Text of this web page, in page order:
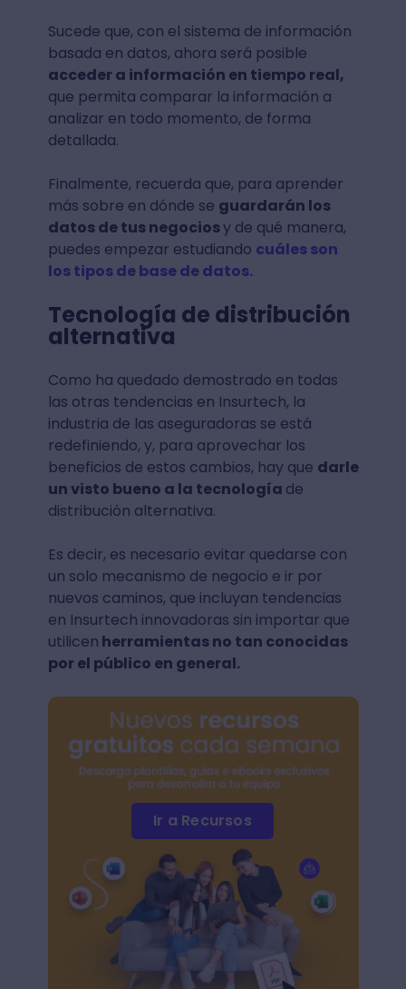
Sucede que, con el sistema de información
basada en datos, ahora será posible
acceder a información en tiempo real,
que permita comparar la información a
analizar en todo momento, de forma
detallada.
Finalmente, recuerda que, para aprender
más sobre en dónde se guardarán los
datos de tus negociosy de qué manera,
puedes empezar estudiando cuáles son
los tipos de base de datos.
Tecnología de distribución
alternativa
Como ha quedado demostrado en todas
las otras tendencias en Insurtech, la
industria de las aseguradoras se está
redefiniendo, y, para aprovechar los
beneficios de estos cambios, hay que darle
un visto bueno a la tecnología de
distribución alternativa.
Es decir, es necesario evitar quedarse con
un solo mecanismo de negocio e ir por
nuevos caminos, que incluyan tendencias
en Insurtech innovadoras sin importar que
utilicen herramientas no tan conocidas
por el público en general.
Ir a Recursos